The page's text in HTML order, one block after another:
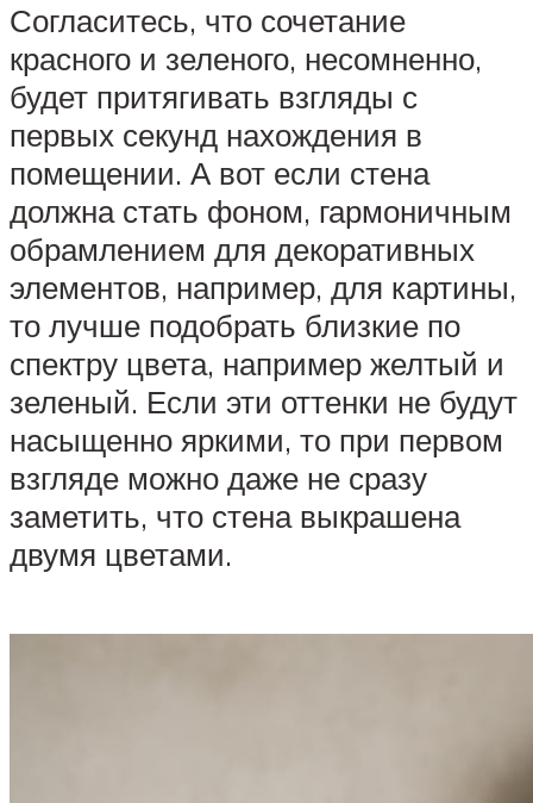
Согласитесь, что сочетание
красного и зеленого, несомненно,
будет притягивать взгляды с
первых секунд нахождения в
помещении. А вот если стена
должна стать фоном, гармоничным
обрамлением для декоративных
элементов, например, для картины,
то лучше подобрать близкие по
спектру цвета, например желтый и
зеленый. Если эти оттенки не будут
насыщенно яркими, то при первом
взгляде можно даже не сразу
заметить, что стена выкрашена
двумя цветами.